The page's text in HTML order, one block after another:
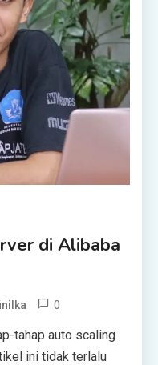
di Alibaba
0
tahap auto scaling
ini tidak terlalu